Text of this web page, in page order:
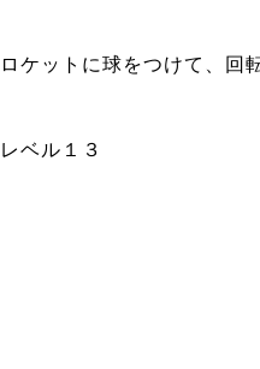
ロケットに球をつけて、回
レベル１３